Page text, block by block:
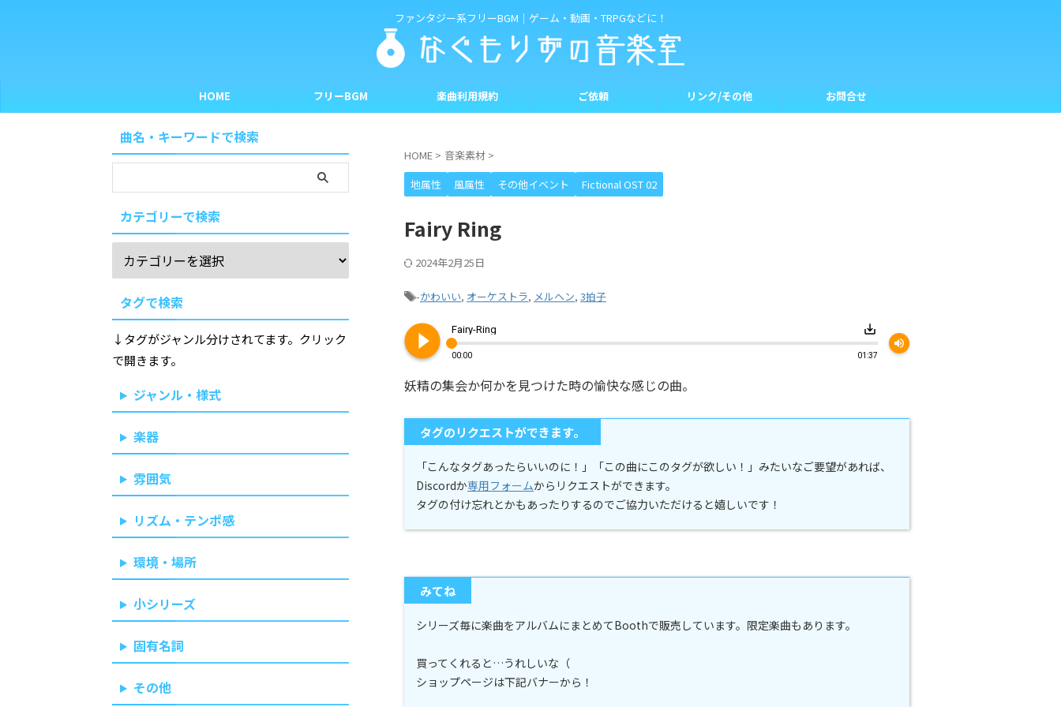
ファンタジー系フリーBGM｜ゲーム・動画・TRPGなどに！
HOME フリーBGM 楽曲利用規約 ご依頼 リンク/その他 お問合せ
HOME > 音楽素材 >
地属性
風属性 その他イベント Fictional OST 02
Fairy Ring
2024年2月25日
-かわいい, オーケストラ, メルヘン, 3拍子
play_circle_filled Fairy-Ring save_alt
00:00 01:37
volume_up
妖精の集会か何かを見つけた時の愉快な感じの曲。
タグのリクエストができます。
「こんなタグあったらいいのに！」「この曲にこのタグが欲しい！」みたいなご要望があれば、
Discordか専用フォームからリクエストができます。
タグの付け忘れとかもあったりするのでご協力いただけると嬉しいです！
みてね
シリーズ毎に楽曲をアルバムにまとめてBoothで販売しています。限定楽曲もあります。
買ってくれると…うれしいな（
ショップページは下記バナーから！
曲名・キーワードで検索
カテゴリーで検索
タグで検索
↓タグがジャンル分けされてます。クリック
で開きます。
ジャンル・様式
楽器
雰囲気
リズム・テンポ感
環境・場所
小シリーズ
固有名詞
その他